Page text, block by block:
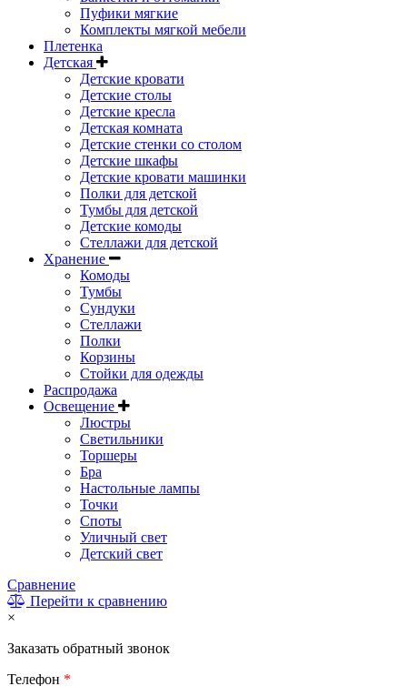
Пуфики мягкие
Комплекты мягкой мебели
Плетенка
Детская
Детские кровати
Детские столы
Детские кресла
Детская комната
Детские стенки со столом
Детские шкафы
Детские кровати машинки
Полки для детской
Тумбы для детской
Детские комоды
Стеллажи для детской
Хранение
Комоды
Тумбы
Сундуки
Стеллажи
Полки
Корзины
Стойки для одежды
Распродажа
Освещение
Люстры
Светильники
Торшеры
Бра
Настольные лампы
Точки
Споты
Уличный свет
Детский свет
Сравнение
Перейти к сравнению
×
Заказать обратный звонок
Телефон